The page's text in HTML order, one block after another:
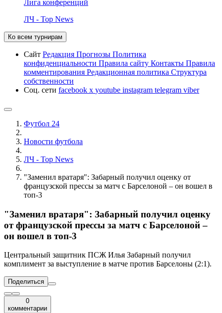
Лига конференций
ЛЧ - Top News
Ко всем турнирам
Сайт Редакция Прогнозы Политика
конфиденциальности Правила сайту Контакты Правила
комментирования Редакционная политика Структура
собственности
Соц. сети facebook x youtube instagram telegram viber
Футбол 24
Новости футбола
ЛЧ - Top News
"Заменил вратаря": Забарный получил оценку от
французской прессы за матч с Барселоной – он вошел в
топ-3
"Заменил вратаря": Забарный получил оценку
от французской прессы за матч с Барселоной –
он вошел в топ-3
Центральный защитник ПСЖ Илья Забарный получил
комплимент за выступление в матче против Барселоны (2:1).
Поделиться
0
комментарии